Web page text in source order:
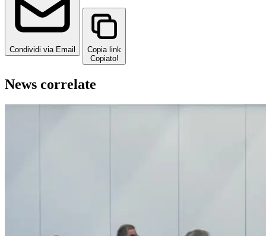
Condividi via Email
Copia link
Copiato!
News correlate